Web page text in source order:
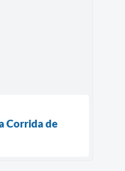
Corrida de